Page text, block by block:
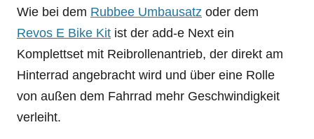
Wie bei dem Rubbee Umbausatz oder dem
Revos E Bike Kit ist der add-e Next ein
Komplettset mit Reibrollenantrieb, der direkt am
Hinterrad angebracht wird und über eine Rolle
von außen dem Fahrrad mehr Geschwindigkeit
verleiht.